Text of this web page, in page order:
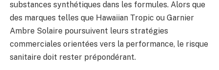
substances synthétiques dans les formules. Alors que
des marques telles que Hawaiian Tropic ou Garnier
Ambre Solaire poursuivent leurs stratégies
commerciales orientées vers la performance, le risque
sanitaire doit rester prépondérant.